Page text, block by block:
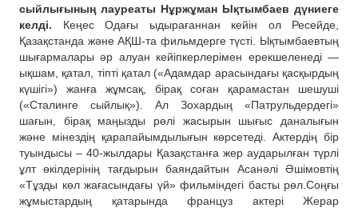
сыйлығының лауреаты Нұржұман Ықтымбаев дүниеге
келді. Кеңес Одағы ыдырағаннан кейін ол Ресейде,
Қазақстанда және АҚШ-та фильмдерге түсті. Ықтымбаевтың
шығармалары әр алуан кейіпкерлерімен ерекшеленеді —
ықшам, қатал, тіпті қатал («Адамдар арасындағы қасқырдың
күшігі») жанға жұмсақ, бірақ соған қарамастан шешуші
(«Сталинге сыйлық»). Ал Зохардың «Патрульдердегі»
шағын, бірақ маңызды рөлі жасырын шығыс даналығын
және мінездің қарапайымдылығын көрсетеді. Актердің бір
туындысы – 40-жылдары Қазақстанға жер аударылған түрлі
ұлт өкілдерінің тағдырын баяндайтын Асанәлі Әшімовтің
«Тұзды көл жағасындағы үй» фильміндегі басты рөл.Соңғы
жұмыстардың қатарында француз актері Жерар